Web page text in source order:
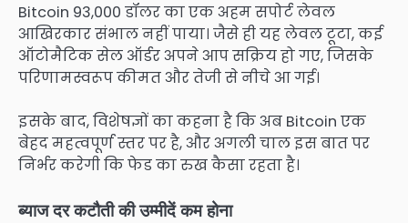
Bitcoin 93,000 डॉलर का एक अहम सपोर्ट लेवल
आखिरकार संभाल नहीं पाया। जैसे ही यह लेवल टूटा, कई
ऑटोमैटिक सेल ऑर्डर अपने आप सक्रिय हो गए, जिसके
परिणामस्वरूप कीमत और तेजी से नीचे आ गई।
इसके बाद, विशेषज्ञों का कहना है कि अब Bitcoin एक
बेहद महत्वपूर्ण स्तर पर है, और अगली चाल इस बात पर
निर्भर करेगी कि फेड का रुख कैसा रहता है।
ब्याज दर कटौती की उम्मीदें कम होना